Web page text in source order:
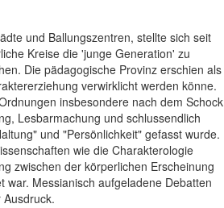
und Ballungszentren, stellte sich seit
Kreise die 'junge Generation' zu
Die pädagogische Provinz erschien als
verwirklicht werden könne.
insbesondere nach dem Schock
Lesbarmachung und schlussendlich
und "Persönlichkeit" gefasst wurde.
wie die Charakterologie
zwischen der körperlichen Erscheinung
Messianisch aufgeladene Debatten